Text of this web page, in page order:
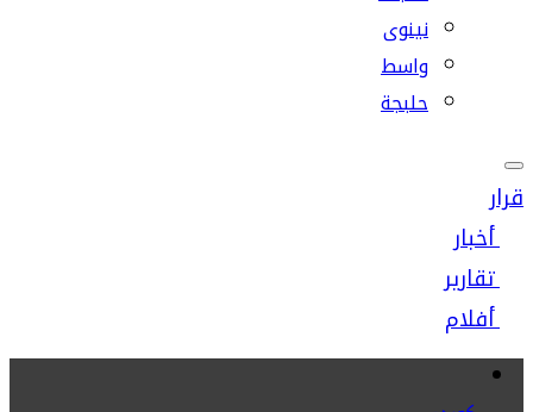
نينوى
واسط
حلبجة
قرار
أخبار
تقارير
أفلام